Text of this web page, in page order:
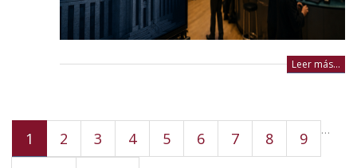
Leer más...
Pages
1 2 3 4 5 6 7 8 9 …